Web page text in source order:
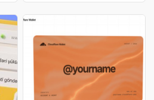
Çempionatının finalında təmsil
iyul tarixlərind